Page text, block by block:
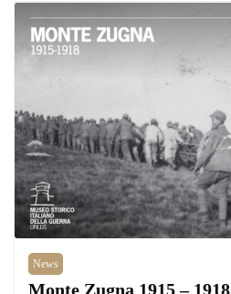
News
Monte Zugna 1915 – 1918